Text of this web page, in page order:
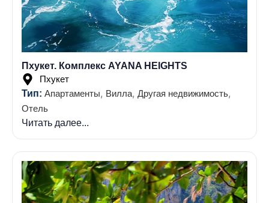
Пхукет. Комплекс AYANA HEIGHTS
Пхукет
Тип: Апартаменты, Вилла, Другая недвижимость,
Отель
Читать далее...